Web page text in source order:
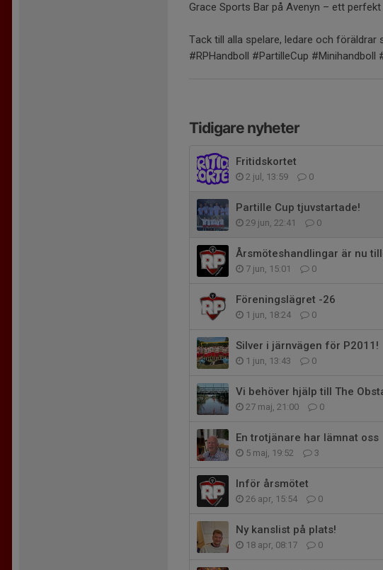
Grace Sports Bar på Avenyn – ett
Tack till alla spelare, ledare och
#RPHandboll #PartilleCup #Minihandboll
Tidigare nyheter
Fritidskortet
2 jul, 13:59 0
Partille Cup tjuvstartade!
29 jun, 22:41 0
Årsmöteshandlingar är nu
7 jun, 15:01 0
Föreningslägret -26
1 jun, 18:24 0
Silver i järnvägen för P2011!
1 jun, 13:43 0
Vi behöver hjälp till The
27 maj, 21:00 0
En trotjänare har lämnat oss
5 maj, 19:52 3
Inför årsmötet
26 apr, 15:54 0
Ny kanslist på plats!
18 apr, 08:17 0